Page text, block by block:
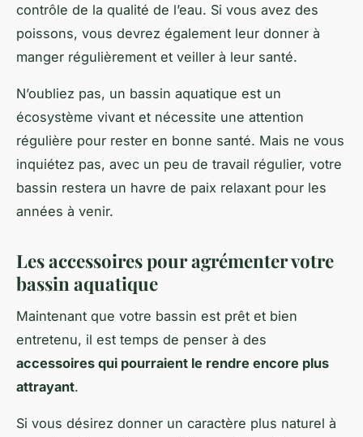
contrôle de la qualité de l’eau. Si vous avez des
poissons, vous devrez également leur donner à
manger régulièrement et veiller à leur santé.
N’oubliez pas, un bassin aquatique est un
écosystème vivant et nécessite une attention
régulière pour rester en bonne santé. Mais ne vous
inquiétez pas, avec un peu de travail régulier, votre
bassin restera un havre de paix relaxant pour les
années à venir.
Les accessoires pour agrémenter votre
bassin aquatique
Maintenant que votre bassin est prêt et bien
entretenu, il est temps de penser à des
accessoires qui pourraient le rendre encore plus
attrayant.
Si vous désirez donner un caractère plus naturel à